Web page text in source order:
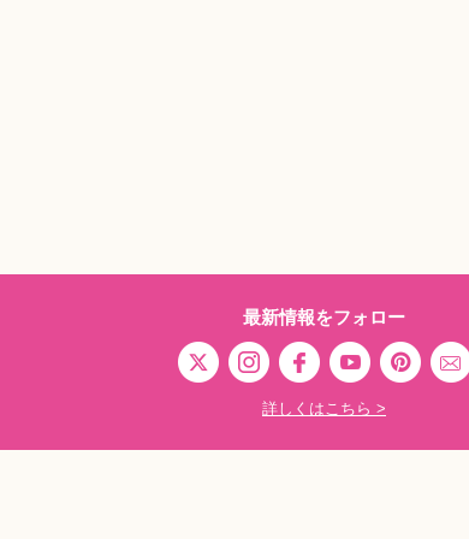
最新情報をフォロー
詳しくはこちら >